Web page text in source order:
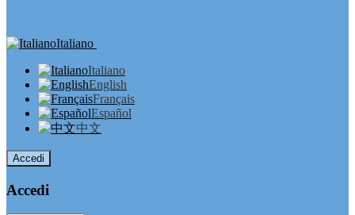
Italiano
Italiano
English
Français
Español
中文
Accedi
Accedi